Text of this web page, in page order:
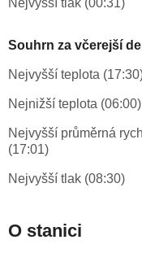
Nejvyšší tlak (00:31)
Souhrn za včerejší
Nejvyšší teplota
Nejnižší teplota (06:00)
Nejvyšší průměrná
(17:01)
Nejvyšší tlak (08:30)
O stanici